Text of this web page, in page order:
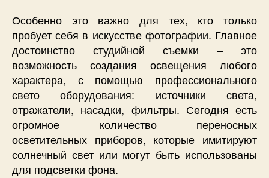
Особенно это важно для тех, кто только
пробует себя в искусстве фотографии. Главное
достоинство студийной съемки – это
возможность создания освещения любого
характера, с помощью профессионального
свето оборудования: источники света,
отражатели, насадки, фильтры. Сегодня есть
огромное количество переносных
осветительных приборов, которые имитируют
солнечный свет или могут быть использованы
для подсветки фона.